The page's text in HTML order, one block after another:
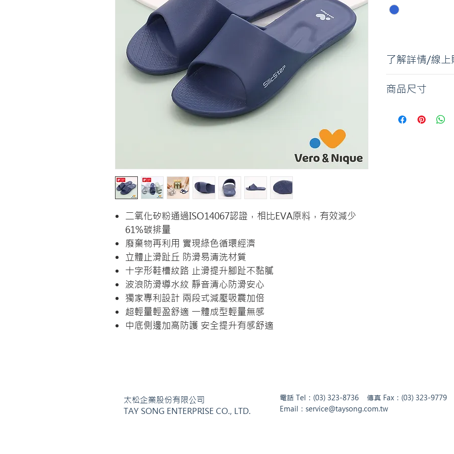
二氧化矽粉通過ISO14067認證，相比EVA原料，有效減少
61%碳排量
廢棄物再利用 實現綠色循環經濟
立體止滑趾丘 防滑易清洗材質
十字形鞋槽紋路 止滑提升腳趾不黏膩
波浪防滑導水紋 靜音清心防滑安心
獨家專利設計 兩段式減壓吸震加倍
超輕量輕盈舒適 一體成型輕量無感
中底側邊加高防護 安全提升有感舒適
了解詳情/線上
商品尺寸
太松企業股份有限公司
TAY SONG ENTERPRISE CO., LTD.
電話 Tel：(03) 323-8736 傳真 Fax：(03) 323-
Email： service@taysong.com.tw